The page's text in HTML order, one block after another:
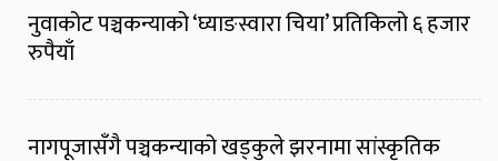
नुवाकोट पञ्चकन्याको ‘घ्याङस्वारा चिया’ प्रतिकिलो ६ हजार
रुपैयाँ
नागपूजासँगै पञ्चकन्याको खड्कुले झरनामा सांस्कृतिक